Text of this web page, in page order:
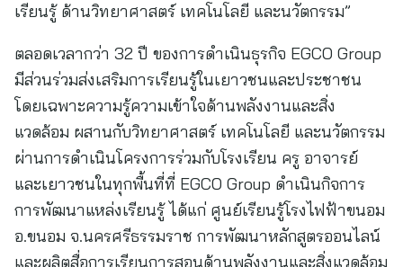
เรียนรู้ ด้านวิทยาศาสตร์ เทคโนโลยี และนวัตกรรม”
ตลอดเวลากว่า 32 ปี ของการดำเนินธุรกิจ EGCO Group
มีส่วนร่วมส่งเสริมการเรียนรู้ในเยาวชนและประชาชน
โดยเฉพาะความรู้ความเข้าใจด้านพลังงานและสิ่ง
แวดล้อม ผสานกับวิทยาศาสตร์ เทคโนโลยี และนวัตกรรม
ผ่านการดำเนินโครงการร่วมกับโรงเรียน ครู อาจารย์
และเยาวชนในทุกพื้นที่ที่ EGCO Group ดำเนินกิจการ
การพัฒนาแหล่งเรียนรู้ ได้แก่ ศูนย์เรียนรู้โรงไฟฟ้าขนอม
อ.ขนอม จ.นครศรีธรรมราช การพัฒนาหลักสูตรออนไลน์
และผลิตสื่อการเรียนการสอนด้านพลังงานและสิ่งแวดล้อม